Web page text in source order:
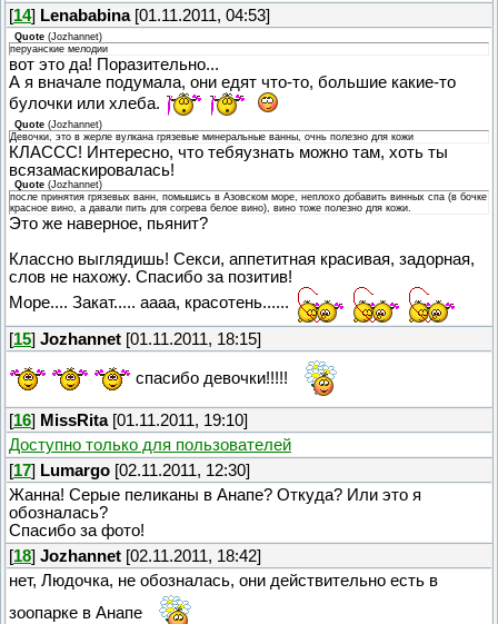
[14] Lenababina[01.11.2011, 04:53]
Quote (Jozhannet)
перуанские мелодии
вот это да! Поразительно...
А я вначале подумала, они едят что-то, большие какие-то
булочки или хлеба.
Quote (Jozhannet)
Девочки, это в жерле вулкана грязевые минеральные ванны, очнь полезно для кожи
КЛАССС! Интересно, что тебяузнать можно там, хоть ты
всязамаскировалась!
Quote (Jozhannet)
после принятия грязевых ванн, помышись в Азовском море, неплохо добавить винных спа (в бочке
красное вино, а давали пить для согрева белое вино), вино тоже полезно для кожи.
Это же наверное, пьянит?
Классно выглядишь! Секси, аппетитная красивая, задорная,
слов не нахожу. Спасибо за позитив!
Море.... Закат..... аааа, красотень......
[15] Jozhannet [01.11.2011, 18:15]
спасибо девочки!!!!!
[16] MissRita[01.11.2011, 19:10]
Доступно только для пользователей
[17] Lumargo [02.11.2011, 12:30]
Жанна! Серые пеликаны в Анапе? Откуда? Или это я
обозналась?
Спасибо за фото!
[18] Jozhannet [02.11.2011, 18:42]
нет, Людочка, не обозналась, они действительно есть в
зоопарке в Анапе